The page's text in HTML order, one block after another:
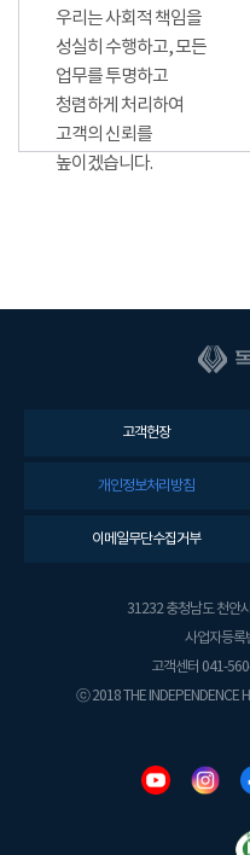
우리는 사회적 책임을
성실히 수행하고, 모든
업무를 투명하고
청렴하게 처리하여
고객의 신뢰를
높이겠습니다.
고객헌장
개인정보처리방침
이메일무단수집거부
31232 충청남도 천안
사업자등록
고객센터 041-
ⓒ 2018 THE INDEPENDENCE